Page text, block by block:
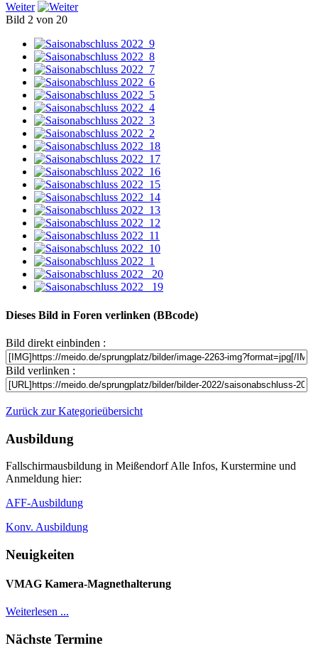
Weiter
Bild 2 von 20
Dieses Bild in Foren verlinken (BBcode)
Bild direkt einbinden :
Bild verlinken :
Zurück zur Kategorieübersicht
Ausbildung
Fallschirmausbildung in Meißendorf Alle Infos, Kurstermine und
Anmeldung hier:
AFF-Ausbildung
Konv. Ausbildung
Neuigkeiten
VMAG Kamera-Magnethalterung
Weiterlesen ...
Nächste Termine